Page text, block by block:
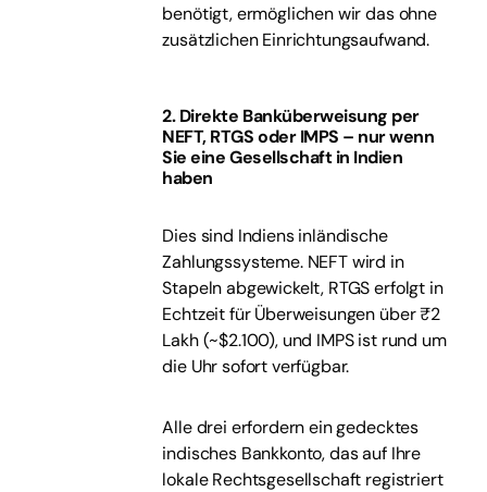
benötigt, ermöglichen wir das ohne
zusätzlichen Einrichtungsaufwand.
2. Direkte Banküberweisung per
NEFT, RTGS oder IMPS – nur wenn
Sie eine Gesellschaft in Indien
haben
Dies sind Indiens inländische
Zahlungssysteme. NEFT wird in
Stapeln abgewickelt, RTGS erfolgt in
Echtzeit für Überweisungen über ₹2
Lakh (~$2.100), und IMPS ist rund um
die Uhr sofort verfügbar.
Alle drei erfordern ein gedecktes
indisches Bankkonto, das auf Ihre
lokale Rechtsgesellschaft registriert